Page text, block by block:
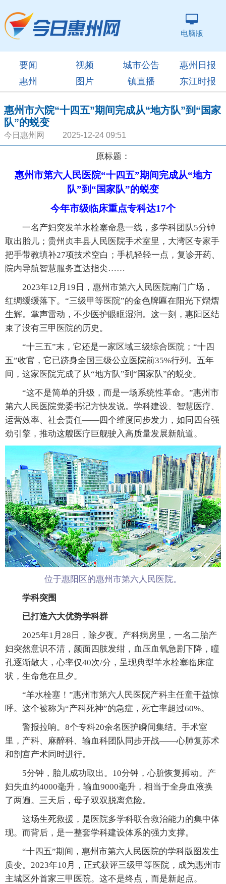
电脑版
要闻 视频 城市公告
惠州日报
惠州
图片 镇直播 东江时报
惠州市六院“十四五”期间完成从“地方队”到“国家
队”的蜕变
今日惠州网 2025-12-24 09:51
原标题：
惠州市第六人民医院“十四五”期间完成从“地方
队”到“国家队”的蜕变
今年市级临床重点专科达17个
一名产妇突发羊水栓塞命悬一线，多学科团队5分钟
取出胎儿；贵州贞丰县人民医院手术室里，大湾区专家手
把手带教填补27项技术空白；手机轻轻一点，复诊开药、
院内导航智慧服务直达指尖……
2023年12月19日，惠州市第六人民医院南门广场，
红绸缓缓落下。“三级甲等医院”的金色牌匾在阳光下熠熠
生辉。掌声雷动，不少医护眼眶湿润。这一刻，惠阳区结
束了没有三甲医院的历史。
“十三五”末，它还是一家区域三级综合医院；“十四
五”收官，它已跻身全国三级公立医院前35%行列。五年
间，这家医院完成了从“地方队”到“国家队”的蜕变。
“这不是简单的升级，而是一场系统性革命。”惠州市
第六人民医院党委书记方快发说。学科建设、智慧医疗、
运营效率、社会责任——四个维度同步发力，如同四台强
劲引擎，推动这艘医疗巨舰驶入高质量发展新航道。
位于惠阳区的惠州市第六人民医院。
学科突围
已打造六大优势学科群
2025年1月28日，除夕夜。产科病房里，一名二胎产
妇突然意识不清，颜面四肢发绀，血压血氧急剧下降，瞳
孔逐渐散大，心率仅40次/分，呈现典型羊水栓塞临床症
状，生命危在旦夕。
“羊水栓塞！”惠州市第六人民医院产科主任童干益惊
呼。这个被称为“产科死神”的急症，死亡率超过60%。
警报拉响。8个专科20余名医护瞬间集结。手术室
里，产科、麻醉科、输血科团队同步开战——心肺复苏术
和剖宫产术同时进行。
5分钟，胎儿成功取出。10分钟，心脏恢复搏动。产
妇失血约4000毫升，输血9000毫升，相当于全身血液换
了两遍。三天后，母子双双脱离危险。
这场生死救援，是医院多学科联合救治能力的集中体
现。而背后，是一整套学科建设体系的强力支撑。
“十四五”期间，惠州市第六人民医院的学科版图发生
质变。2023年10月，正式获评三级甲等医院，成为惠州市
主城区外首家三甲医院。这不是终点，而是新起点。